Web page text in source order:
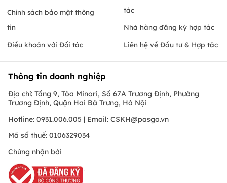
Chính sách bảo mật thông
tin
Điều khoản với Đối tác
tác
Nhà hàng đăng ký hợp tác
Liên hệ về Đầu tư & Hợp tác
Thông tin doanh nghiệp
Địa chỉ: Tầng 9, Tòa Minori, Số 67A Trương Định, Phường
Trương Định, Quận Hai Bà Trưng, Hà Nội
Hotline: 0931.006.005 | Email: CSKH@pasgo.vn
Mã số thuế: 0106329034
Chứng nhận bởi